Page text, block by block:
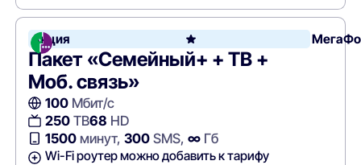
Акция
Пакет «Семейный+ + ТВ +
Моб. связь»
100Мбит/с
250ТВ68 HD
1500минут, 300SMS, ∞Гб
Wi-Fi роутер можно добавить к тарифу